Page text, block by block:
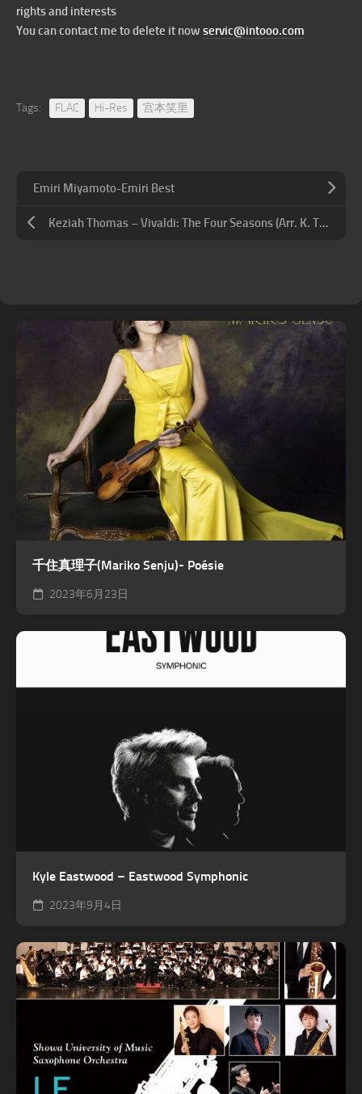
rights and interests
You can contact me to delete it now servic@intooo.com
Tags: FLAC Hi-Res 宫本笑里
Emiri Miyamoto-Emiri Best
Keziah Thomas – Vivaldi: The Four Seasons (Arr. K. Thomas for Harp)
千住真理子(Mariko Senju)- Poésie
2023年6月23日
Kyle Eastwood – Eastwood Symphonic
2023年9月4日